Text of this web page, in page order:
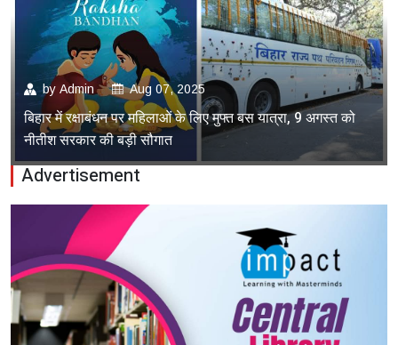
by Admin Aug 07, 2025
बिहार में रक्षाबंधन पर महिलाओं के लिए मुफ्त बस यात्रा, 9 अगस्त को
नीतीश सरकार की बड़ी सौगात
Advertisement